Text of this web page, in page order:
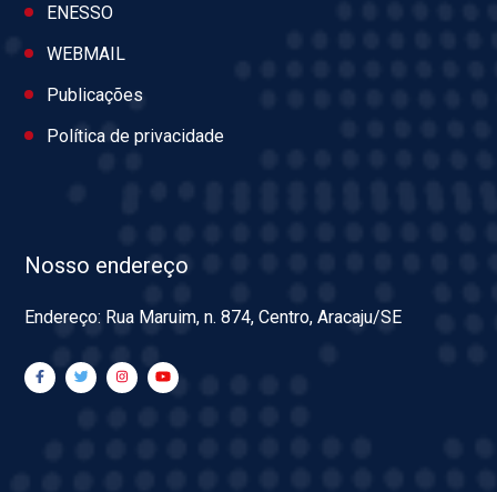
ENESSO
WEBMAIL
Publicações
Política de privacidade
Nosso endereço
Endereço: Rua Maruim, n. 874, Centro, Aracaju/SE